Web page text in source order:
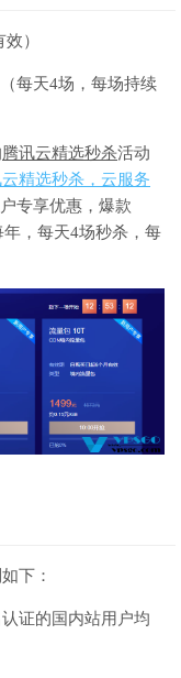
）
每天4场，每场持续
腾讯云精选秒杀活动
精选秒杀，云服务
专享优惠，爆款
，每天4场秒杀，每
下：
证的国内站用户均